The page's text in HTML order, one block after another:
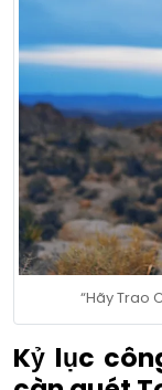
“Hãy Trao
Kỷ lục